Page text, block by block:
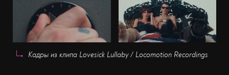
Кадры из клипа Lovesick Lullaby / Locomotion Recordings